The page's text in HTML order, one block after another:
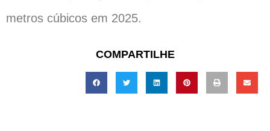
metros cúbicos em 2025.
COMPARTILHE